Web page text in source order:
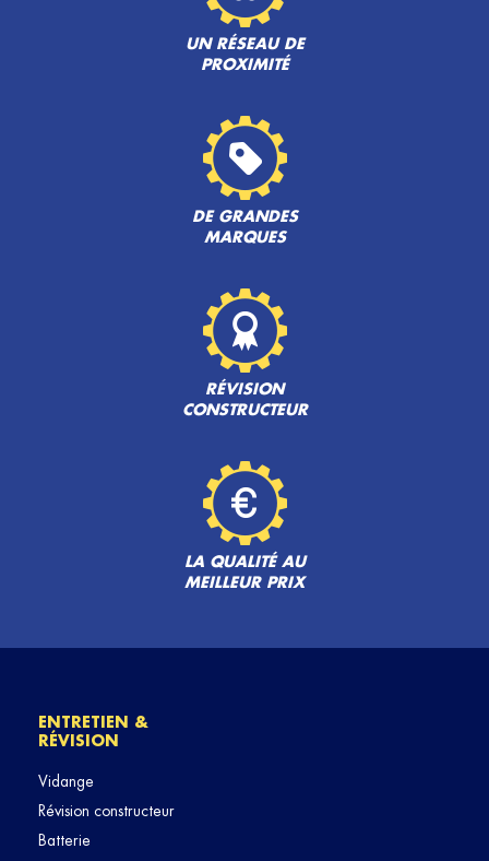
UN RÉSEAU DE
PROXIMITÉ
DE GRANDES
MARQUES
RÉVISION
CONSTRUCTEUR
LA QUALITÉ AU
MEILLEUR PRIX
ENTRETIEN &
RÉVISION
Vidange
Révision constructeur
Batterie